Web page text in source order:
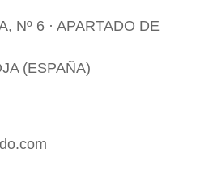
Nº 6 · APARTADO DE
(ESPAÑA)